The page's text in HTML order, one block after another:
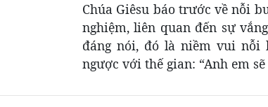
Chúa Giêsu báo trước về nỗi
nghiệm, liên quan đến sự
đáng nói, đó là niềm vui nỗi
ngược với thế gian: “Anh em